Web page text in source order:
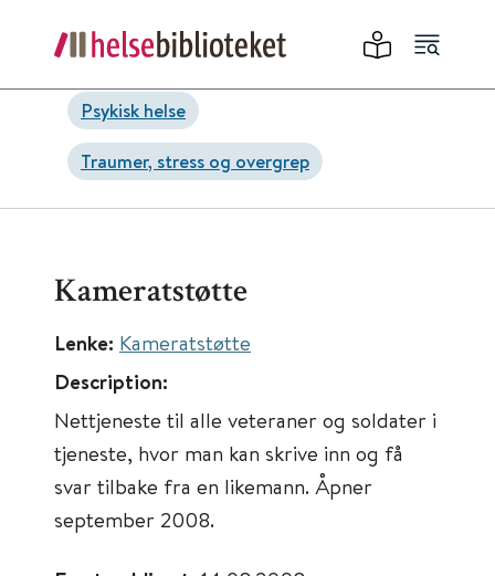
Psykisk helse
Traumer, stress og overgrep
Kameratstøtte
Lenke: Kameratstøtte
Description:
Nettjeneste til alle veteraner og soldater i
tjeneste, hvor man kan skrive inn og få
svar tilbake fra en likemann. Åpner
september 2008.